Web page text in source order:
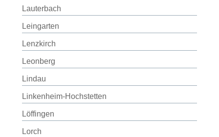
Lauterbach
Leingarten
Lenzkirch
Leonberg
Lindau
Linkenheim-Hochstetten
Löffingen
Lorch